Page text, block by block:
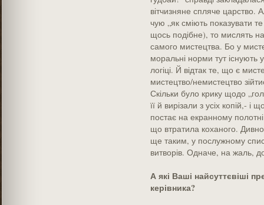
вітчизняне спляче царство.
чую „як сміють показувати
щось подібне), то мислять
самого мистецтва. Бо у
моральні норми тут існують
логіці. Й відтак те, що є
мистецтво/немистецтво
Скільки було крику щодо
її й вирізали з усіх копій,- і
постає на екранному полотні
що втратила коханого.
ще таким, у послужному
витворів. Одначе, на жаль,
А які Ваші найсуттєвіші
керівника?